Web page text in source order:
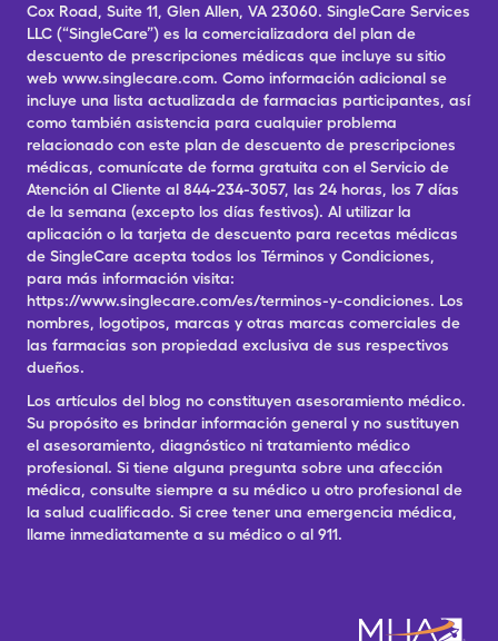
Cox Road, Suite 11, Glen Allen, VA 23060. SingleCare Services
LLC (“SingleCare”) es la comercializadora del plan de
descuento de prescripciones médicas que incluye su sitio
web www.singlecare.com. Como información adicional se
incluye una lista actualizada de farmacias participantes, así
como también asistencia para cualquier problema
relacionado con este plan de descuento de prescripciones
médicas, comunícate de forma gratuita con el Servicio de
Atención al Cliente al 844-234-3057, las 24 horas, los 7 días
de la semana (excepto los días festivos). Al utilizar la
aplicación o la tarjeta de descuento para recetas médicas
de SingleCare acepta todos los Términos y Condiciones,
para más información visita:
https://www.singlecare.com/es/terminos-y-condiciones. Los
nombres, logotipos, marcas y otras marcas comerciales de
las farmacias son propiedad exclusiva de sus respectivos
dueños.
Los artículos del blog no constituyen asesoramiento médico.
Su propósito es brindar información general y no sustituyen
el asesoramiento, diagnóstico ni tratamiento médico
profesional. Si tiene alguna pregunta sobre una afección
médica, consulte siempre a su médico u otro profesional de
la salud cualificado. Si cree tener una emergencia médica,
llame inmediatamente a su médico o al 911.